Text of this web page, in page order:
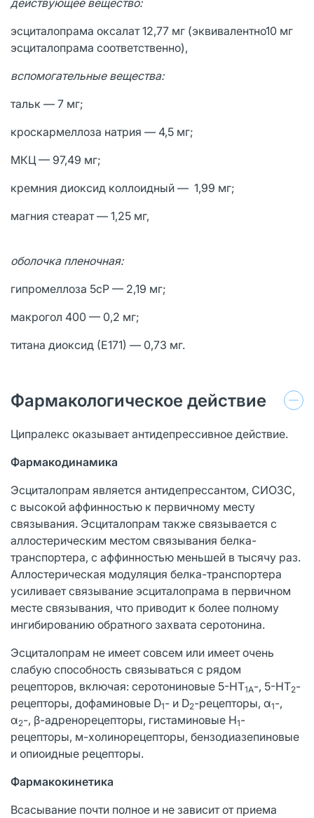
эсциталопрама оксалат 12,77 мг (эквивалентно10 мг
эсциталопрама соответственно),
вспомогательные вещества:
тальк — 7 мг;
кроскармеллоза натрия — 4,5 мг;
МКЦ — 97,49 мг;
кремния диоксид коллоидный — 1,99 мг;
магния стеарат — 1,25 мг,
оболочка пленочная:
гипромеллоза 5сР — 2,19 мг;
макрогол 400 — 0,2 мг;
титана диоксид (Е171) — 0,73 мг.
Фармакологическое действие
Ципралекс оказывает антидепрессивное действие.
Фармакодинамика
Эсциталопрам является антидепрессантом, СИОЗС,
с высокой аффинностью к первичному месту
связывания. Эсциталопрам также связывается с
аллостерическим местом связывания белка-
транспортера, с аффинностью меньшей в тысячу раз.
Аллостерическая модуляция белка-транспортера
усиливает связывание эсциталопрама в первичном
месте связывания, что приводит к более полному
ингибированию обратного захвата серотонина.
Эсциталопрам не имеет совсем или имеет очень
слабую способность связываться с рядом
рецепторов, включая: серотониновые 5-HT1A-, 5-HT2-
рецепторы, дофаминовые D1- и D2-рецепторы, α1-,
α2-, β-адренорецепторы, гистаминовые Н1-
рецепторы, м-холинорецепторы, бензодиазепиновые
и опиоидные рецепторы.
Фармакокинетика
Всасывание почти полное и не зависит от приема